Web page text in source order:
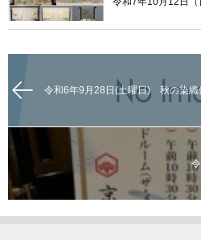
令和6年9月28日(土曜日) 秋の染